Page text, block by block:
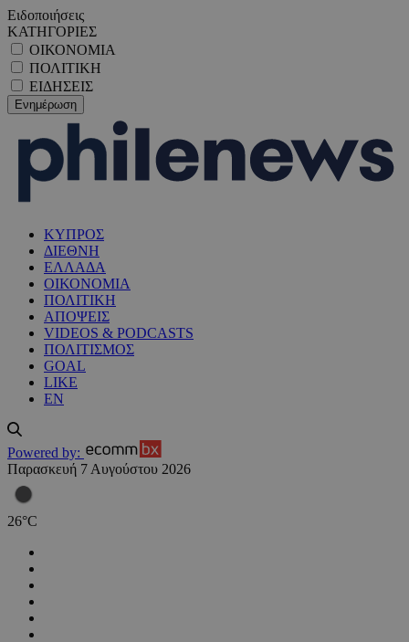
Ειδοποιήσεις
ΚΑΤΗΓΟΡΙΕΣ
ΟΙΚΟΝΟΜΙΑ
ΠΟΛΙΤΙΚΗ
ΕΙΔΗΣΕΙΣ
ΚΥΠΡΟΣ
ΔΙΕΘΝΗ
ΕΛΛΑΔΑ
ΟΙΚΟΝΟΜΙΑ
ΠΟΛΙΤΙΚΗ
ΑΠΟΨΕΙΣ
VIDEOS & PODCASTS
ΠΟΛΙΤΙΣΜΟΣ
GOAL
LIKE
EN
Powered by:
Παρασκευή 7 Αυγούστου 2026
26°C